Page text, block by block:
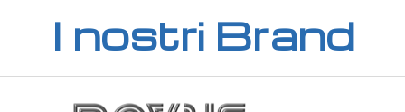
I nostri Brand